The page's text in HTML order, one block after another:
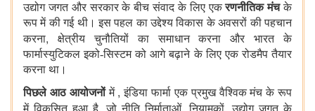
उद्योग जगत और सरकार के बीच संवाद के लिए एक रणनीतिक मंच के
रूप में की गई थी। इस पहल का उद्देश्य विकास के अवसरों की पहचान
करना,
क्षेत्रीय चुनौतियों का समाधान करना और भारत के
फार्मास्युटिकल इको-सिस्टम को आगे बढ़ाने के लिए एक रोडमैप तैयार
करना था।
पिछले आठ आयोजनों में,इंडिया फार्मा एक प्रमुख वैश्विक मंच के रूप